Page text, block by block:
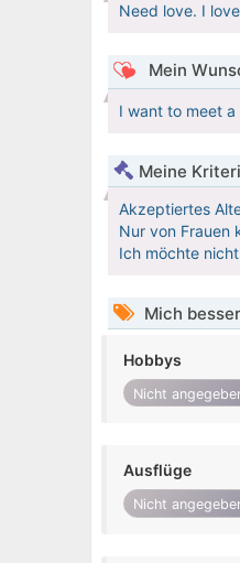
Need love. I
Mein
I want to meet
Meine
Akzeptiertes
Nur von Frauen
Ich möchte
Mich
Hobbys
Nicht
Ausflüge
Nicht